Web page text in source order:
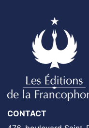
CONTACT